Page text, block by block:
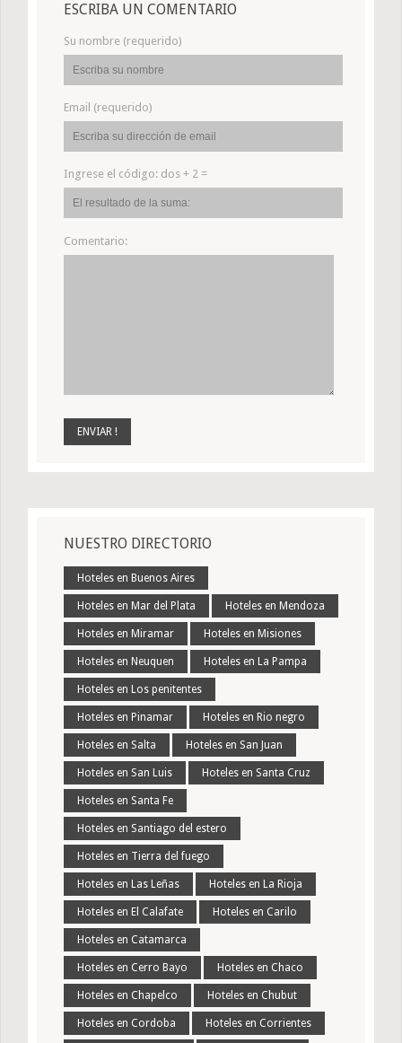
ESCRIBA UN COMENTARIO
Su nombre (requerido)
Email (requerido)
Ingrese el código: dos + 2 =
Comentario:
NUESTRO DIRECTORIO
Hoteles en Buenos Aires
Hoteles en Mar del Plata Hoteles en Mendoza
Hoteles en Miramar Hoteles en Misiones
Hoteles en Neuquen Hoteles en La Pampa
Hoteles en Los penitentes
Hoteles en Pinamar Hoteles en Rio negro
Hoteles en Salta Hoteles en San Juan
Hoteles en San Luis Hoteles en Santa Cruz
Hoteles en Santa Fe
Hoteles en Santiago del estero
Hoteles en Tierra del fuego
Hoteles en Las Leñas Hoteles en La Rioja
Hoteles en El Calafate Hoteles en Carilo
Hoteles en Catamarca
Hoteles en Cerro Bayo Hoteles en Chaco
Hoteles en Chapelco Hoteles en Chubut
Hoteles en Cordoba Hoteles en Corrientes